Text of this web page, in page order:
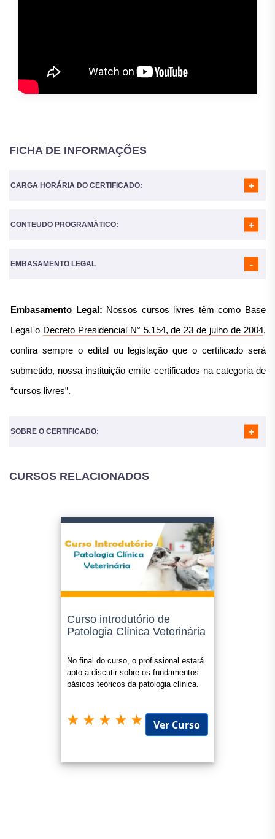
FICHA DE INFORMAÇÕES
CARGA HORÁRIA DO CERTIFICADO:
CONTEUDO PROGRAMÁTICO:
MÓDULO 02- RELAÇÕES ECOLÓGICAS
MÓDULO 06- IMPACTO ECONÔMICO DE PARASITOS DE
EMBASAMENTO LEGAL
Embasamento Legal: Nossos cursos livres têm como Base
Legal o Decreto Presidencial N° 5.154, de 23 de julho de 2004,
confira sempre o edital ou legislação que o certificado será
submetido, nossa instituição emite certificados na categoria de
“cursos livres”.
SOBRE O CERTIFICADO:
Nosso certificado é reconhecido em todo o Brasil e
Atividades Complementares para a Faculdade;
Horas complementares, atividades complementares para a
Completar horas em atividades Extracurriculares (geralmente
exigidas em Faculdades);
Gratificações adicionais conforme plano de carreira;
Avaliações para promoções internas nas empresas;
Atualizar seu Currículo, aumentando suas chances para
conquistar um bom emprego;
Universitária (horas extracurriculares, atividades
Confira sempre o edital ou legislação que o certificado será
CURSOS RELACIONADOS
Curso introdutório de
Patologia Clínica Veterinária
No final do curso, o profissional estará
apto a discutir sobre os fundamentos
básicos teóricos da patologia clínica.
Ver Curso